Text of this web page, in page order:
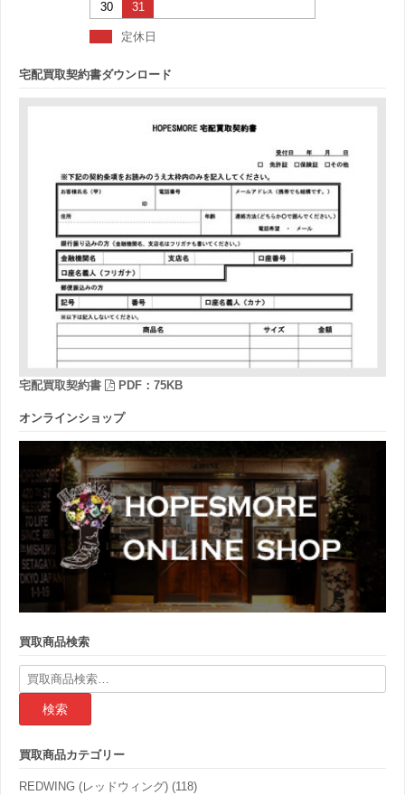
30 31
定休日
宅配買取契約書ダウンロード
宅配買取契約書 PDF：75KB
オンラインショップ
買取商品検索
検
索
果:
買取商品カテゴリー
REDWING (レッドウィング) (118)